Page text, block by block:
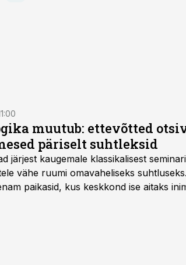
muutub: ettevõtted
päriselt suhtleksid
järjest kaugemale klassikalisest
vähe ruumi omavaheliseks
paikasid, kus keskkond ise aitaks